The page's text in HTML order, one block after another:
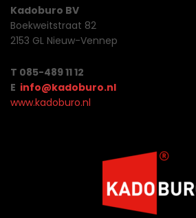
Kadoburo BV
Boekweitstraat 82
2153 GL Nieuw-Vennep
T 085-489 11 12
E info@kadoburo.nl
www.kadoburo.nl